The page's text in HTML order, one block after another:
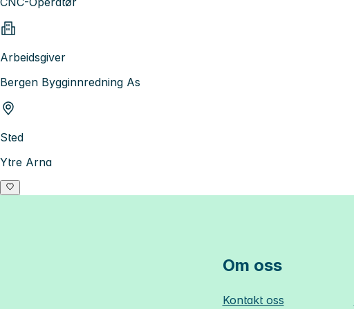
Arbeidsgiver
Bergen Bygginnredning As
Sted
Ytre Arna
Om oss
Kontakt oss